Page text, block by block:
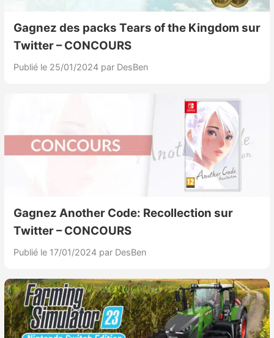
Gagnez des packs Tears of the Kingdom sur
Twitter – CONCOURS
Publié le 25/01/2024 par DesBen
Gagnez Another Code: Recollection sur
Twitter – CONCOURS
Publié le 17/01/2024 par DesBen